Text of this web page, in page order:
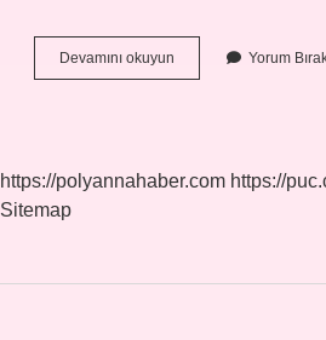
Devamını okuyun
Reçeline
Yorum
https://polyannahaber.com https://
Sitemap